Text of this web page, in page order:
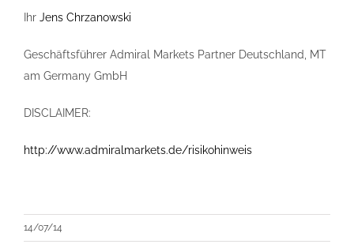
Ihr Jens Chrzanowski
Geschäftsführer Admiral Markets Partner Deutschland, MT
am Germany GmbH
DISCLAIMER:
http://www.admiralmarkets.de/risikohinweis
14/07/14